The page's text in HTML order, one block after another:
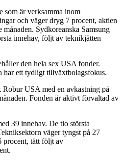
som är verksamma inom
och väger dryg 7 procent, aktien
månaden. Sydkoreanska Samsung
innehav, följt av teknikjätten
den hela sex USA fonder.
har ett tydligt tillväxtbolagsfokus.
USA med en avkastning på
Fonden är aktivt förvaltad av
39 innehav. De tio största
väger tyngst på 27
procent, tätt följt av